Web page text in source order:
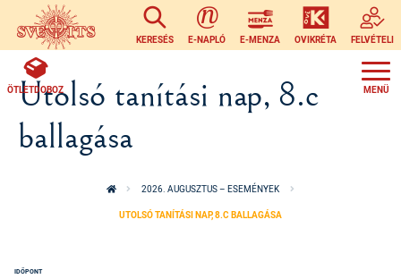
Ugrás a tartalomra
KERESÉS E-NAPLÓ E-MENZA OVIKRÉTA FELVÉTELI
ÖTLETDOBOZ
Utolsó tanítási nap, 8.c
ballagása
2026. AUGUSZTUS – ESEMÉNYEK
UTOLSÓ TANÍTÁSI NAP, 8.C BALLAGÁSA
IDŐPONT